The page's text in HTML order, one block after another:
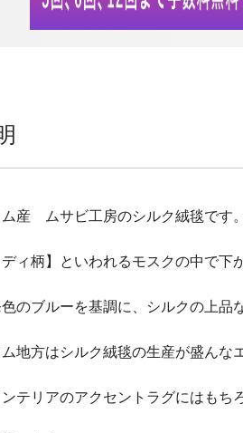
ム産 ムサビ工房のシルク絨毯です
ディ柄】といわれるモスクの中で
のブルーを基調に、シルクの上品
地方はシルク絨毯の生産が盛ん
テリアのアクセントラグにはも